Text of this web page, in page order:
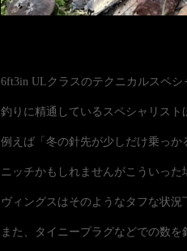
6ft3in ULクラスのテクニカルスペシ
釣りに精通しているスペシャリスト
例えば「冬の針先が少しだけ乗っか
ニッチかもしれませんがこういった
ヴィングスはそのようなタフな状況
また、タイニープラグなどでの数